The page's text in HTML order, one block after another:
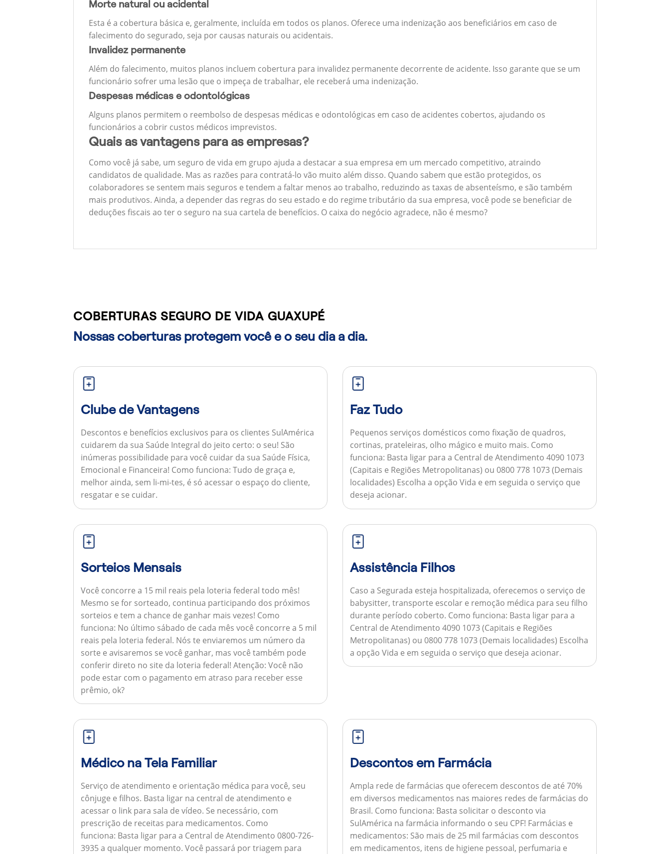
Morte natural ou acidental
Esta é a cobertura básica e, geralmente, incluída em todos os planos. Oferece uma indenização aos beneficiários em caso de
falecimento do segurado, seja por causas naturais ou acidentais.
Invalidez permanente
Além do falecimento, muitos planos incluem cobertura para invalidez permanente decorrente de acidente. Isso garante que se um
funcionário sofrer uma lesão que o impeça de trabalhar, ele receberá uma indenização.
Despesas médicas e odontológicas
Alguns planos permitem o reembolso de despesas médicas e odontológicas em caso de acidentes cobertos, ajudando os
funcionários a cobrir custos médicos imprevistos.
Quais as vantagens para as empresas?
Como você já sabe, um seguro de vida em grupo ajuda a destacar a sua empresa em um mercado competitivo, atraindo
candidatos de qualidade. Mas as razões para contratá-lo vão muito além disso. Quando sabem que estão protegidos, os
colaboradores se sentem mais seguros e tendem a faltar menos ao trabalho, reduzindo as taxas de absenteísmo, e são também
mais produtivos. Ainda, a depender das regras do seu estado e do regime tributário da sua empresa, você pode se beneficiar de
deduções fiscais ao ter o seguro na sua cartela de benefícios. O caixa do negócio agradece, não é mesmo?
COBERTURAS SEGURO DE VIDA GUAXUPÉ
Nossas coberturas protegem você e o seu dia a dia.
Clube de Vantagens
Descontos e benefícios exclusivos para os clientes SulAmérica
cuidarem da sua Saúde Integral do jeito certo: o seu! São
inúmeras possibilidade para você cuidar da sua Saúde Física,
Emocional e Financeira! Como funciona: Tudo de graça e,
melhor ainda, sem li-mi-tes, é só acessar o espaço do cliente,
resgatar e se cuidar.
Faz Tudo
Pequenos serviços domésticos como fixação de quadros,
cortinas, prateleiras, olho mágico e muito mais. Como
funciona: Basta ligar para a Central de Atendimento 4090 1073
(Capitais e Regiões Metropolitanas) ou 0800 778 1073 (Demais
localidades) Escolha a opção Vida e em seguida o serviço que
deseja acionar.
Sorteios Mensais
Você concorre a 15 mil reais pela loteria federal todo mês!
Mesmo se for sorteado, continua participando dos próximos
sorteios e tem a chance de ganhar mais vezes! Como
funciona: No último sábado de cada mês você concorre a 5 mil
reais pela loteria federal. Nós te enviaremos um número da
sorte e avisaremos se você ganhar, mas você também pode
conferir direto no site da loteria federal!Atenção: Você não
pode estar com o pagamento em atraso para receber esse
prêmio, ok?
Assistência Filhos
Caso a Segurada esteja hospitalizada, oferecemos o serviço de
babysitter, transporte escolar e remoção médica para seu filho
durante período coberto. Como funciona: Basta ligar para a
Central de Atendimento 4090 1073 (Capitais e Regiões
Metropolitanas) ou 0800 778 1073 (Demais localidades) Escolha
a opção Vida e em seguida o serviço que deseja acionar.
Médico na Tela Familiar
Serviço de atendimento e orientação médica para você, seu
cônjuge e filhos. Basta ligar na central de atendimento e
acessar o link para sala de vídeo. Se necessário, com
prescrição de receitas para medicamentos. Como
funciona: Basta ligar para a Central de Atendimento 0800-726-
3935 a qualquer momento. Você passará por triagem para
Descontos em Farmácia
Ampla rede de farmácias que oferecem descontos de até 70%
em diversos medicamentos nas maiores redes de farmácias do
Brasil. Como funciona: Basta solicitar o desconto via
SulAmérica na farmácia informando o seu CPF! Farmácias e
medicamentos: São mais de 25 mil farmácias com descontos
em medicamentos, itens de higiene pessoal, perfumaria e